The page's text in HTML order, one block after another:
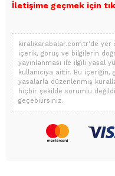
İletişime geçmek için
kiralikarabalar.com.tr'de yer
içerik, görüş ve bilgilerin
yayınlanması ile ilgili yasal
kullanıcıya aittir. Bu içeriğin,
yasalarla düzenlenmiş
hiçbir şekilde sorumlu
geçebilirsiniz.